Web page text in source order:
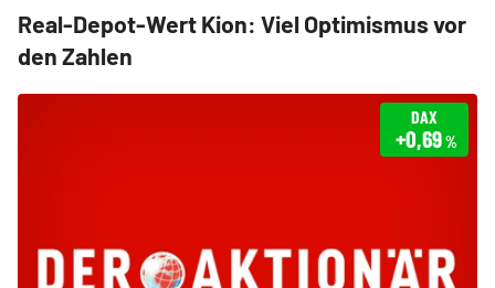
Real-Depot-Wert Kion: Viel Optimismus vor
den Zahlen
DAX
+0,69%